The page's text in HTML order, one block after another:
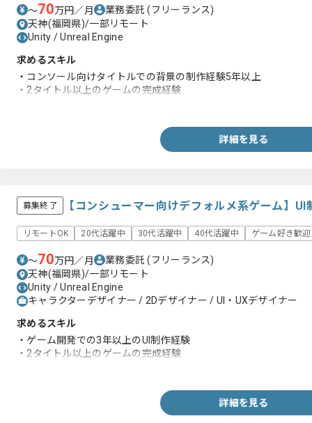
〜70万円／月 業務委託(フリーランス)
天神(福岡県)/一部リモート
Unity / Unreal Engine
求めるスキル
・コンソール向けタイトルでの背景の制作経験5年以上
・2タイトル以上のゲームの完成経験
詳細を見る
募集終了 【コンシューマー向けデフォルメ系ゲーム】
リモートOK 20代活躍中 30代活躍中 40代活躍中 ゲーム好き歓迎
〜70万円／月 業務委託(フリーランス)
天神(福岡県)/一部リモート
Unity / Unreal Engine
キャラクターデザイナー / 2Dデザイナー / UI・UXデザイナー
求めるスキル
・ゲーム開発での3年以上のUI制作経験
・2タイトル以上のゲームの完成経験
詳細を見る